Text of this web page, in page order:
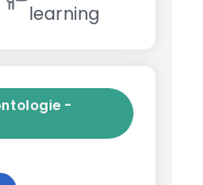
learning
-